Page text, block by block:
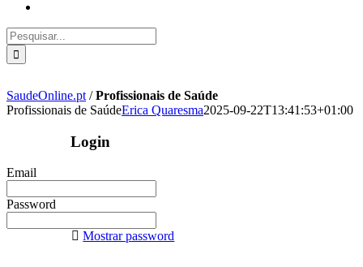
Pesquisar
SaudeOnline.pt /Profissionais de Saúde
Profissionais de SaúdeErica Quaresma2025-09-22T13:41:53+01:00
Login
Email
Password
Mostrar password